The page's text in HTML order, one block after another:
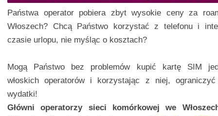
Państwa operator pobiera zbyt wysokie ceny za
Włoszech? Chcą Państwo korzystać z telefonu i
czasie urlopu, nie myśląc o kosztach?
Mogą Państwo bez problemów kupić kartę SIM
włoskich operatorów i korzystając z niej, ograniczyć
wydatki!
Główni operatorzy sieci komórkowej we